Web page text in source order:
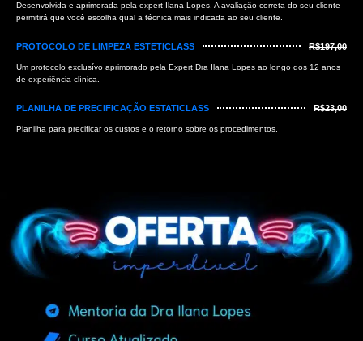
Desenvolvida e aprimorada pela expert Ilana Lopes. A avaliação correta do seu cliente
permitirá que você escolha qual a técnica mais indicada ao seu cliente.
PROTOCOLO DE LIMPEZA ESTETICLASS R$197,00
Um protocolo exclusívo aprimorado pela Expert Dra Ilana Lopes ao longo dos 12 anos
de experiência clínica.
PLANILHA DE PRECIFICAÇÃO ESTATICLASS R$23,00
Planilha para precificar os custos e o retorno sobre os procedimentos.